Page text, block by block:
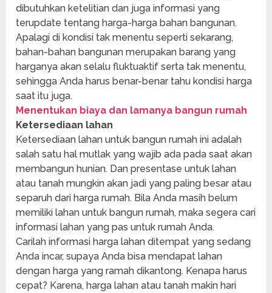
dibutuhkan ketelitian dan juga informasi yang
terupdate tentang harga-harga bahan bangunan.
Apalagi di kondisi tak menentu seperti sekarang,
bahan-bahan bangunan merupakan barang yang
harganya akan selalu fluktuaktif serta tak menentu,
sehingga Anda harus benar-benar tahu kondisi harga
saat itu juga.
Menentukan biaya dan lamanya bangun rumah
Ketersediaan lahan
Ketersediaan lahan untuk bangun rumah ini adalah
salah satu hal mutlak yang wajib ada pada saat akan
membangun hunian. Dan presentase untuk lahan
atau tanah mungkin akan jadi yang paling besar atau
separuh dari harga rumah. Bila Anda masih belum
memiliki lahan untuk bangun rumah, maka segera cari
informasi lahan yang pas untuk rumah Anda.
Carilah informasi harga lahan ditempat yang sedang
Anda incar, supaya Anda bisa mendapat lahan
dengan harga yang ramah dikantong. Kenapa harus
cepat? Karena, harga lahan atau tanah makin hari